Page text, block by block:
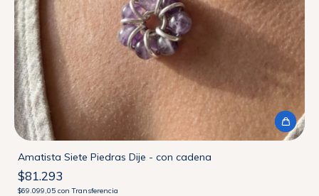
Amatista Siete Piedras Dije - con cadena
$81.293
$69.099,05 con Transferencia